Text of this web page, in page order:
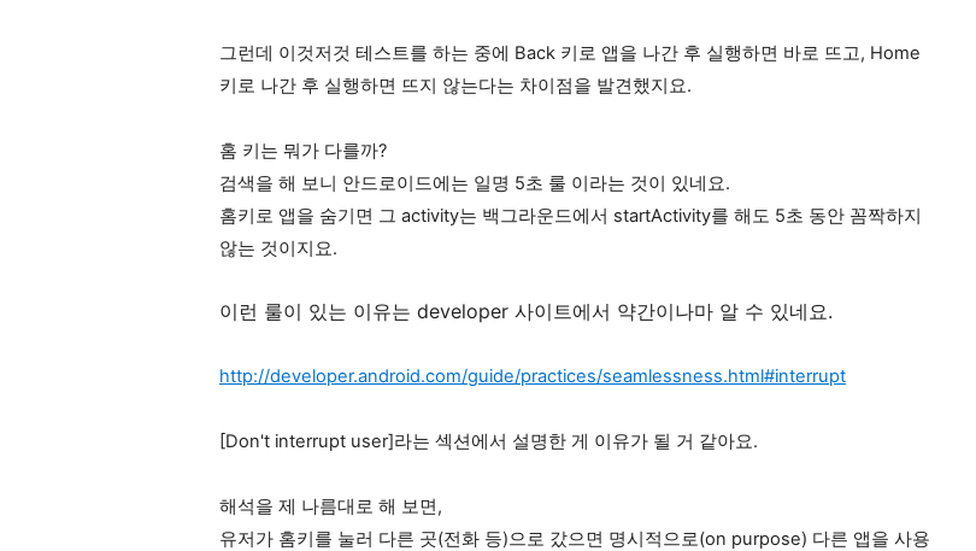
그런데 이것저것 테스트를 하는 중에 Back 키로 앱을 나간 후 실행하면 바로 뜨고, Home
키로 나간 후 실행하면 뜨지 않는다는 차이점을 발견했지요.
홈 키는 뭐가 다를까?
검색을 해 보니 안드로이드에는 일명 5초 룰 이라는 것이 있네요.
홈키로 앱을 숨기면 그 activity는 백그라운드에서 startActivity를 해도 5초 동안 꼼짝하지
않는 것이지요.
이런 룰이 있는 이유는 developer 사이트에서 약간이나마 알 수 있네요.
http://developer.android.com/guide/practices/seamlessness.html#interrupt
[Don't interrupt user]라는 섹션에서 설명한 게 이유가 될 거 같아요.
해석을 제 나름대로 해 보면,
유저가 홈키를 눌러 다른 곳(전화 등)으로 갔으면 명시적으로(on purpose) 다른 앱을 사용